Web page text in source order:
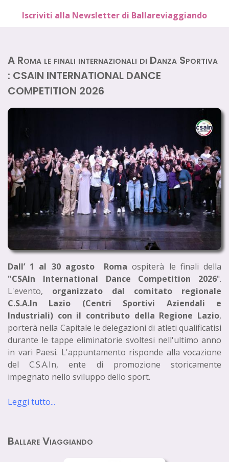
Iscriviti alla Newsletter di Ballareviaggiando
A Roma le finali internazionali di Danza Sportiva
: CSAIN INTERNATIONAL DANCE
COMPETITION 2026
Dall’ 1 al 30 agosto Roma ospiterà le finali della
"CSAIn International Dance Competition 2026".
L'evento, organizzato dal comitato regionale
C.S.A.In Lazio (Centri Sportivi Aziendali e
Industriali) con il contributo della Regione Lazio,
porterà nella Capitale le delegazioni di atleti qualificatisi
durante le tappe eliminatorie svoltesi nell'ultimo anno
in vari Paesi. L'appuntamento risponde alla vocazione
del C.S.A.In, ente di promozione storicamente
impegnato nello sviluppo dello sport.
Leggi tutto...
Ballare Viaggiando